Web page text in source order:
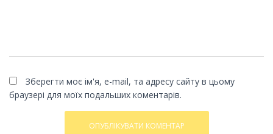
Зберегти моє ім'я, e-mail, та адресу сайту в цьому
браузері для моїх подальших коментарів.